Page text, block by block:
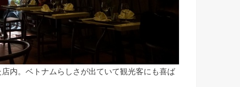
内。ベトナムらしさが出ていて観光客にも喜ば